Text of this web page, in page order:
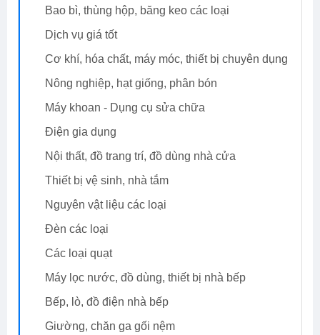
Bao bì, thùng hộp, băng keo các loại
Dịch vụ giá tốt
Cơ khí, hóa chất, máy móc, thiết bị chuyên dụng
Nông nghiệp, hạt giống, phân bón
Máy khoan - Dụng cụ sửa chữa
Điện gia dụng
Nội thất, đồ trang trí, đồ dùng nhà cửa
Thiết bị vệ sinh, nhà tắm
Nguyên vật liệu các loại
Đèn các loại
Các loại quạt
Máy lọc nước, đồ dùng, thiết bị nhà bếp
Bếp, lò, đồ điện nhà bếp
Giường, chăn ga gối nệm